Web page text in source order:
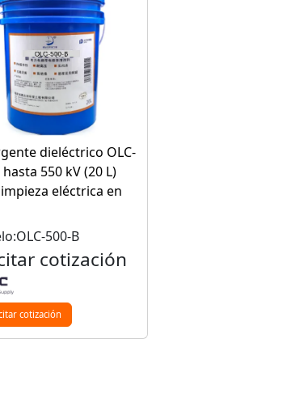
dieléctrico OLC-
hasta 550 kV (20 L)
eléctrica en
500-B
cotización
cotización